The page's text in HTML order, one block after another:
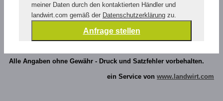
meiner Daten durch den kontaktierten Händler und
landwirt.com gemäß der Datenschutzerklärung zu.
Alle Angaben ohne Gewähr - Druck und Satzfehler vorbehalten.
ein Service von www.landwirt.com